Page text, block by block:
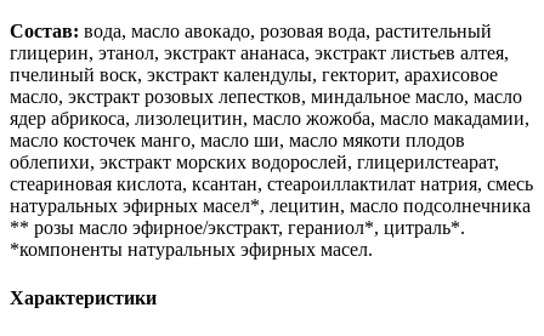
Состав: вода, масло авокадо, розовая вода, растительный
глицерин, этанол, экстракт ананаса, экстракт листьев алтея,
пчелиный воск, экстракт календулы, гекторит, арахисовое
масло, экстракт розовых лепестков, миндальное масло, масло
ядер абрикоса, лизолецитин, масло жожоба, масло макадамии,
масло косточек манго, масло ши, масло мякоти плодов
облепихи, экстракт морских водорослей, глицерилстеарат,
стеариновая кислота, ксантан, стеароиллактилат натрия, смесь
натуральных эфирных масел*, лецитин, масло подсолнечника
** розы масло эфирное/экстракт, гераниол*, цитраль*.
*компоненты натуральных эфирных масел.
Характеристики